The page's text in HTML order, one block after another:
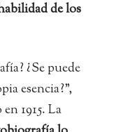
de los
¿Se puede
esencia?”,
1915. La